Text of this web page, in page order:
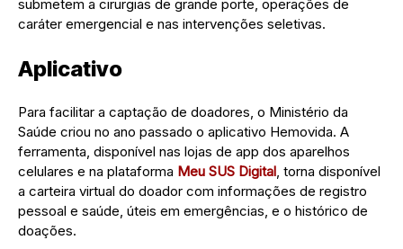
submetem a cirurgias de grande porte, operações de
caráter emergencial e nas intervenções seletivas.
Aplicativo
Para facilitar a captação de doadores, o Ministério da
Saúde criou no ano passado o aplicativo Hemovida. A
ferramenta, disponível nas lojas de app dos aparelhos
celulares e na plataforma Meu SUS Digital, torna disponível
a carteira virtual do doador com informações de registro
pessoal e saúde, úteis em emergências, e o histórico de
doações.